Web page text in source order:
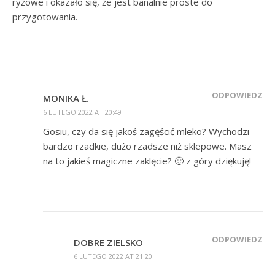
przygotowania.
MONIKA Ł.
6 LUTEGO 2022 AT 20:49
ODPOWIEDZ
Gosiu, czy da się jakoś zagęścić mleko? Wychodzi
bardzo rzadkie, dużo rzadsze niż sklepowe. Masz
na to jakieś magiczne zaklęcie? 🙂 z góry dziękuję!
DOBRE ZIELSKO
6 LUTEGO 2022 AT 21:20
ODPOWIEDZ